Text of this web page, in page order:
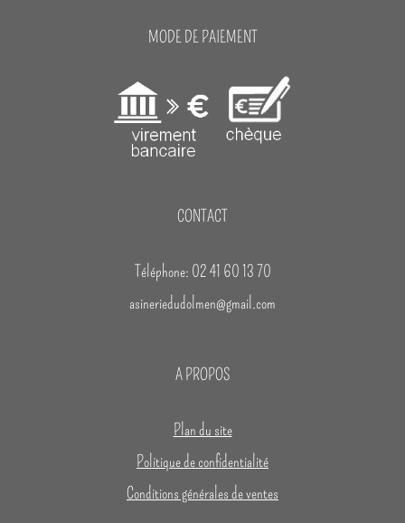
MODE DE PAIEMENT
CONTACT
Téléphone: 02 41 60 13 70
asineriedudolmen@gmail.com
A PROPOS
Plan du site
Politique de confidentialité
Conditions générales de ventes